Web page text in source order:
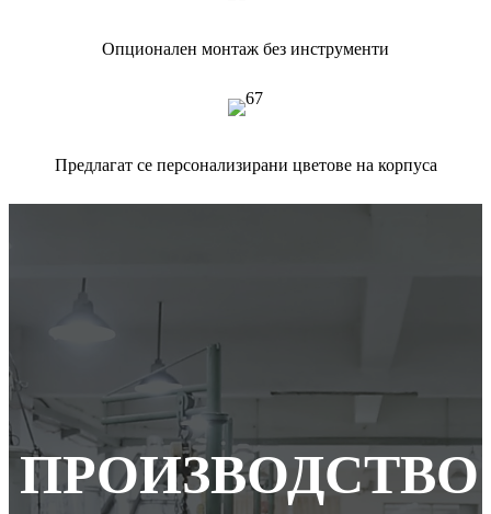
Опционален монтаж без инструменти
Предлагат се персонализирани цветове на корпуса
ПРОИЗВОДСТВО